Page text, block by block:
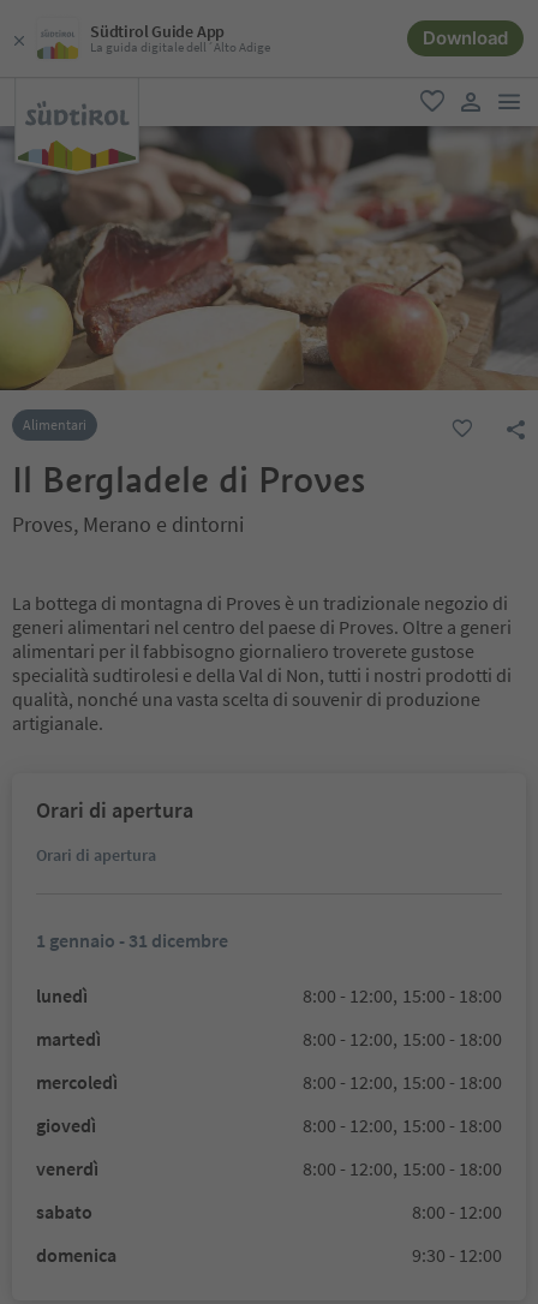
Südtirol Guide App
La guida digitale dell´Alto Adige Download
favoriti
user link
Alimentari
Il Bergladele di Proves
Proves, Merano e dintorni
La bottega di montagna di Proves è un tradizionale negozio di
generi alimentari nel centro del paese di Proves. Oltre a generi
alimentari per il fabbisogno giornaliero troverete gustose
specialità sudtirolesi e della Val di Non, tutti i nostri prodotti di
qualità, nonché una vasta scelta di souvenir di produzione
artigianale.
Orari di apertura
Orari di apertura
1 gennaio - 31 dicembre
lunedì 8:00 - 12:00, 15:00 - 18:00
martedì
8:00 - 12:00, 15:00 - 18:00
mercoledì
8:00 - 12:00, 15:00 - 18:00
giovedì
8:00 - 12:00, 15:00 - 18:00
venerdì
8:00 - 12:00, 15:00 - 18:00
sabato
8:00 - 12:00
domenica
9:30 - 12:00